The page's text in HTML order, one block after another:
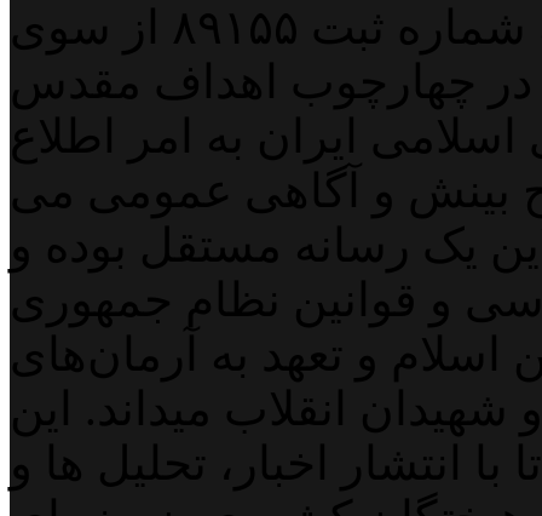
پایگاه خبری خبربین آنلاین به شماره ثبت ۸۹۱۵۵ از سوی
در چهارچوب اهداف مقدس
ایران به امر اطلاع
بینش و آگاهی عمومی می
یک رسانه مستقل بوده و
و قوانین نظام جمهوری
و تعهد به آرمان‌های
انقلاب میداند. این
انتشار اخبار، تحلیل ها و